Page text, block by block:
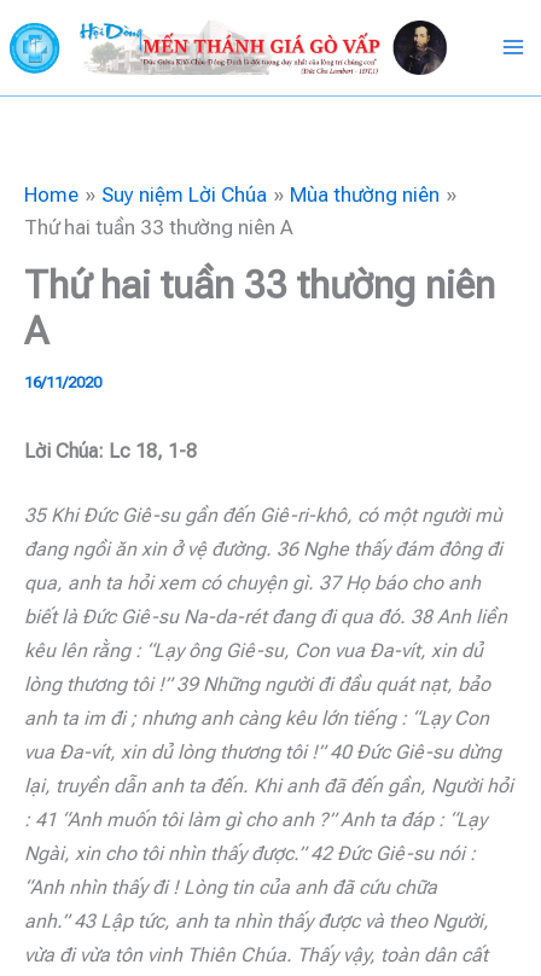
to
content
Home Suy niệm Lời Chúa
Mùa thường niên
Thứ hai tuần 33 thường niên A
Thứ hai tuần 33 thường niên
A
16/11/2020
Lời Chúa: Lc 18, 1-8
35 Khi Đức Giê-su gần đến Giê-ri-khô, có một người mù
đang ngồi ăn xin ở vệ đường. 36 Nghe thấy đám đông đi
qua, anh ta hỏi xem có chuyện gì. 37 Họ báo cho anh
biết là Đức Giê-su Na-da-rét đang đi qua đó. 38 Anh liền
kêu lên rằng : “Lạy ông Giê-su, Con vua Đa-vít, xin dủ
lòng thương tôi !” 39 Những người đi đầu quát nạt, bảo
anh ta im đi ; nhưng anh càng kêu lớn tiếng : “Lạy Con
vua Đa-vít, xin dủ lòng thương tôi !” 40 Đức Giê-su dừng
lại, truyền dẫn anh ta đến. Khi anh đã đến gần, Người hỏi
: 41 “Anh muốn tôi làm gì cho anh ?” Anh ta đáp : “Lạy
Ngài, xin cho tôi nhìn thấy được.” 42 Đức Giê-su nói :
“Anh nhìn thấy đi ! Lòng tin của anh đã cứu chữa
anh.”43Lập tức, anh ta nhìn thấy được và theo Người,
vừa đi vừa tôn vinh Thiên Chúa. Thấy vậy, toàn dân cất